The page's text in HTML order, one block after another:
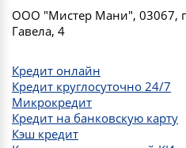
ООО "Мистер Мани", 03067,
Гавела, 4
Кредит онлайн
Кредит круглосуточно 24/7
Микрокредит
Кредит на банковскую карту
Кэш кредит